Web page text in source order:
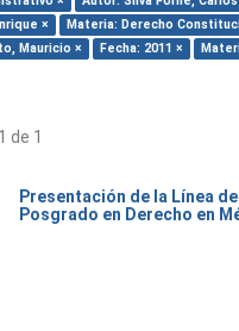
×
Materia: Derecho
Mauricio ×
Fecha: 2011 ×
de 1
Presentación de la Línea
Posgrado en Derecho en